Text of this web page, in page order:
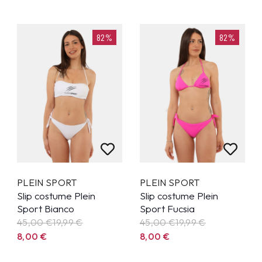
82%
PLEIN SPORT
Slip costume Plein
Sport Bianco
45,00 €19,99€
8,00 €
82%
PLEIN SPORT
Slip costume Plein
Sport Fucsia
45,00 €19,99€
8,00 €